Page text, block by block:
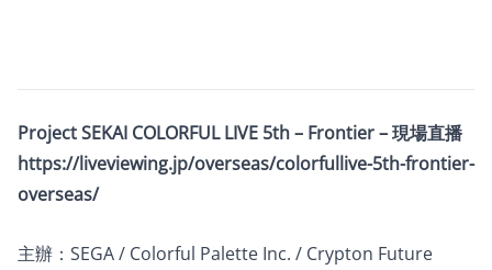
Project SEKAI COLORFUL LIVE 5th – Frontier – 現場直播
https://liveviewing.jp/overseas/colorfullive-5th-frontier-
overseas/
主辦：SEGA / Colorful Palette Inc. / Crypton Future